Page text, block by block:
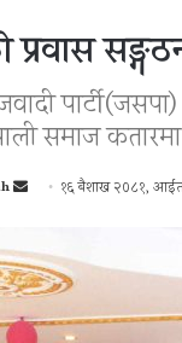
समाज
Send १६ बैशाख २०८१,